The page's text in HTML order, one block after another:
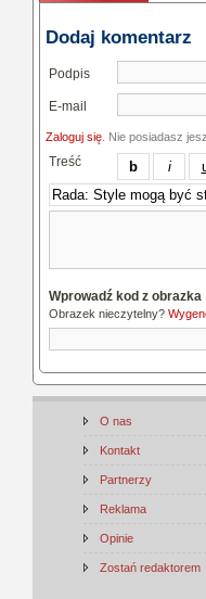
Dodaj komentarz
Podpis
E-mail
Zaloguj się . Nie posiadasz
Treść
Wprowadź kod z obrazka
Obrazek nieczytelny?
O nas
Kontakt
Partnerzy
Reklama
Opinie
Zostań redaktorem